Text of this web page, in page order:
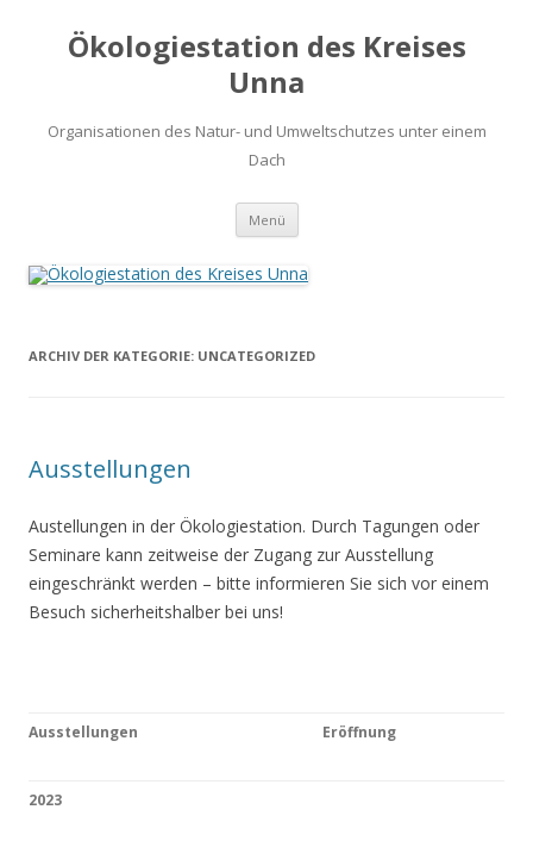
Ökologiestation des Kreises
Unna
Organisationen des Natur- und Umweltschutzes unter einem
Dach
Menü Zum
springen
ARCHIV DER KATEGORIE: UNCATEGORIZED
Ausstellungen
Austellungen in der Ökologiestation. Durch Tagungen oder
Seminare kann zeitweise der Zugang zur Ausstellung
eingeschränkt werden – bitte informieren Sie sich vor einem
Besuch sicherheitshalber bei uns!
Ausstellungen Eröffnung
2023